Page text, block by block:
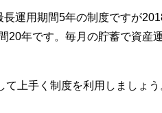
運用期間5年の制度ですが
20年です。毎月の貯蓄で資産
上手く制度を利用しましょう